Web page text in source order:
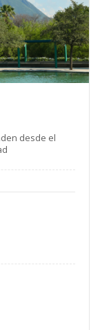
desde el